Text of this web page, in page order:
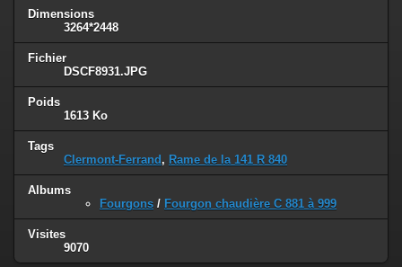
Dimensions
3264*2448
Fichier
DSCF8931.JPG
Poids
1613 Ko
Tags
Clermont-Ferrand , Rame de la 141 R 840
Albums
Fourgons / Fourgon chaudière C 881 à 999
Visites
9070